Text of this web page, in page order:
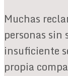
Muchas
personas sin
insuficiente
propia